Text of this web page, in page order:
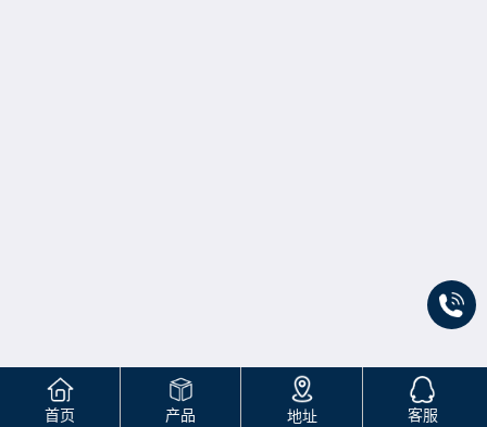
首页 产品 地址 客服